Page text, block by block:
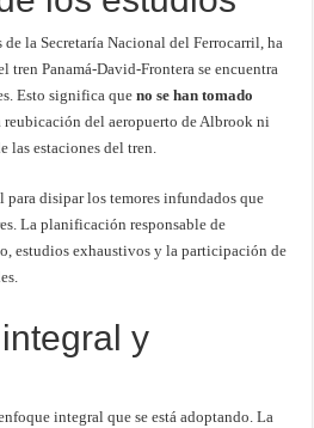
la Secretaría Nacional del Ferrocarril, ha
tren Panamá-David-Frontera se encuentra
Esto significa queno se han tomado
reubicación del aeropuerto de Albrook ni
las estaciones del tren.
para disipar los temores infundados que
La planificación responsable de
estudios exhaustivos y la participación de
y
integral que se está adoptando. La